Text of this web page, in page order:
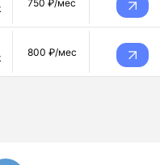
750 ₽/мес
800 ₽/мес